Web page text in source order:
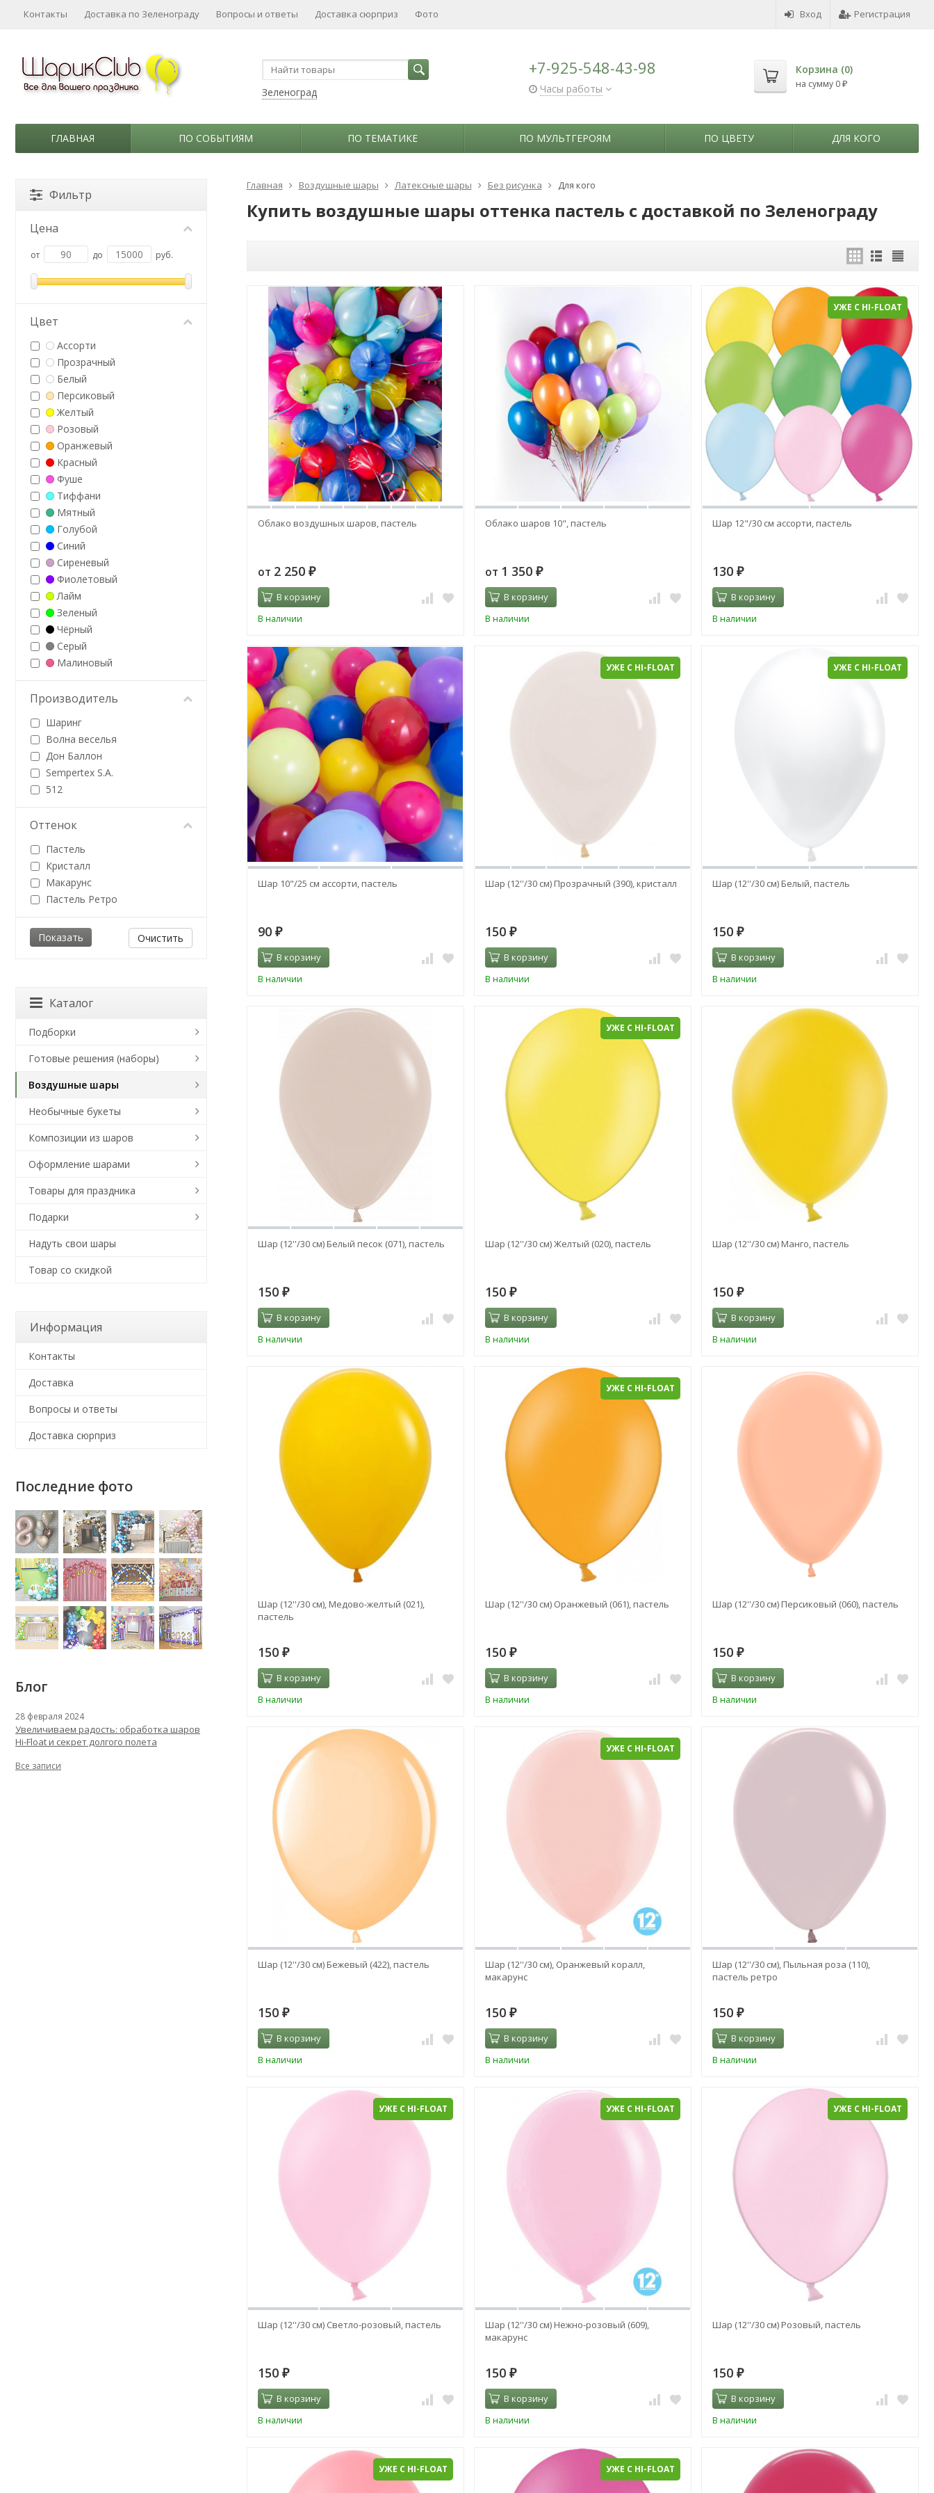
Вход Регистрация
Контакты Доставка по Зеленограду Вопросы и ответы Доставка сюрприз Фото
Зеленоград
+7-925-548-43-98
Часы работы
Корзина (0)
на сумму 0 ₽
ГЛАВНАЯ ПО СОБЫТИЯМ ПО ТЕМАТИКЕ ПО МУЛЬТГЕРОЯМ ПО ЦВЕТУ ДЛЯ КОГО
Главная Воздушные шары Латексные шары Без рисунка Для кого
Купить воздушные шары оттенка пастель с доставкой по Зеленограду
Облако воздушных шаров, пастель
от 2 250 ₽
В корзину
В наличии
Облако шаров 10", пастель
от 1 350 ₽
В корзину
В наличии
УЖЕ С HI-FLOAT
Шар 12"/30 см ассорти, пастель
130 ₽
В корзину
В наличии
Шар 10"/25 см ассорти, пастель
90 ₽
В корзину
В наличии
УЖЕ С HI-FLOAT
Шар (12''/30 см) Прозрачный (390), кристалл
150 ₽
В корзину
В наличии
УЖЕ С HI-FLOAT
Шар (12''/30 см) Белый, пастель
150 ₽
В корзину
В наличии
Шар (12''/30 см) Белый песок (071), пастель
150 ₽
В корзину
В наличии
УЖЕ С HI-FLOAT
Шар (12''/30 см) Желтый (020), пастель
150 ₽
В корзину
В наличии
Шар (12''/30 см) Манго, пастель
150 ₽
В корзину
В наличии
Шар (12''/30 см), Медово-желтый (021),
пастель
150 ₽
В корзину
В наличии
УЖЕ С HI-FLOAT
Шар (12''/30 см) Оранжевый (061), пастель
150 ₽
В корзину
В наличии
Шар (12''/30 см) Персиковый (060), пастель
150 ₽
В корзину
В наличии
Шар (12''/30 см) Бежевый (422), пастель
150 ₽
В корзину
В наличии
УЖЕ С HI-FLOAT
Шар (12''/30 см), Оранжевый коралл,
макарунс
150 ₽
В корзину
В наличии
Шар (12''/30 см), Пыльная роза (110),
пастель ретро
150 ₽
В корзину
В наличии
УЖЕ С HI-FLOAT
Шар (12''/30 см) Светло-розовый, пастель
150 ₽
В корзину
В наличии
УЖЕ С HI-FLOAT
Шар (12''/30 см) Нежно-розовый (609),
макарунс
150 ₽
В корзину
В наличии
УЖЕ С HI-FLOAT
Шар (12''/30 см) Розовый, пастель
150 ₽
В корзину
В наличии
УЖЕ С HI-FLOAT УЖЕ С HI-FLOAT
Фильтр
Цена
от до руб.
Цвет
Ассорти
Прозрачный
Белый
Персиковый
Желтый
Розовый
Оранжевый
Красный
Фуше
Тиффани
Мятный
Голубой
Синий
Сиреневый
Фиолетовый
Лайм
Зеленый
Чёрный
Серый
Малиновый
Производитель
Шаринг
Волна веселья
Дон Баллон
Sempertex S.A.
512
Оттенок
Пастель
Кристалл
Макарунс
Пастель Ретро
Очистить
Каталог
Подборки
Готовые решения (наборы)
Воздушные шары
Необычные букеты
Композиции из шаров
Оформление шарами
Товары для праздника
Подарки
Надуть свои шары
Товар со скидкой
Информация
Контакты
Доставка
Вопросы и ответы
Доставка сюрприз
Последние фото
Блог
28 февраля 2024
Увеличиваем радость: обработка шаров
Hi-Float и секрет долгого полета
Все записи